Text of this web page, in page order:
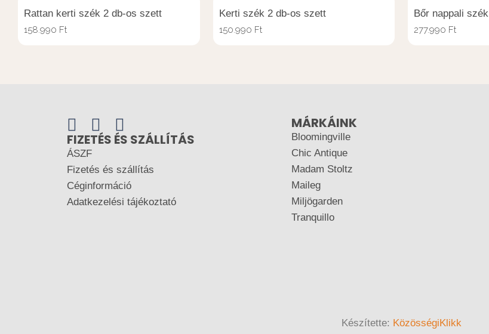
Rattan kerti szék 2 db-os szett
158.990 Ft
Kerti szék 2 db-os szett
150.990 Ft
Bőr nappali szék
277.990 Ft
FIZETÉS ÉS SZÁLLÍTÁS
ÁSZF
Fizetés és szállítás
Céginformáció
Adatkezelési tájékoztató
MÁRKÁINK
Bloomingville
Chic Antique
Madam Stoltz
Maileg
Miljögarden
Tranquillo
Készítette: KözösségiKlikk